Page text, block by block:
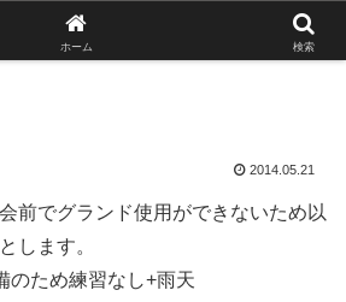
フルスイング！境南ブレーブス！
2014.05.21
前でグランド使用ができないため以
します。
のため練習なし+雨天
ホーム 検索